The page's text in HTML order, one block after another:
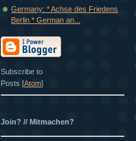
Germany: * Achse des Friedens
Berlin * German an...
Subscribe to
Posts [Atom]
Join? // Mitmachen?